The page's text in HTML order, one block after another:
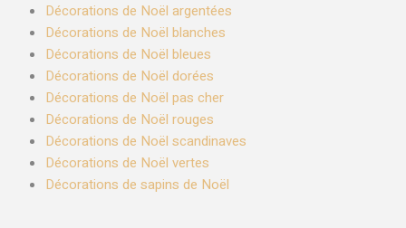
Décorations de Noël argentées
Décorations de Noël blanches
Décorations de Noël bleues
Décorations de Noël dorées
Décorations de Noël pas cher
Décorations de Noël rouges
Décorations de Noël scandinaves
Décorations de Noël vertes
Décorations de sapins de Noël